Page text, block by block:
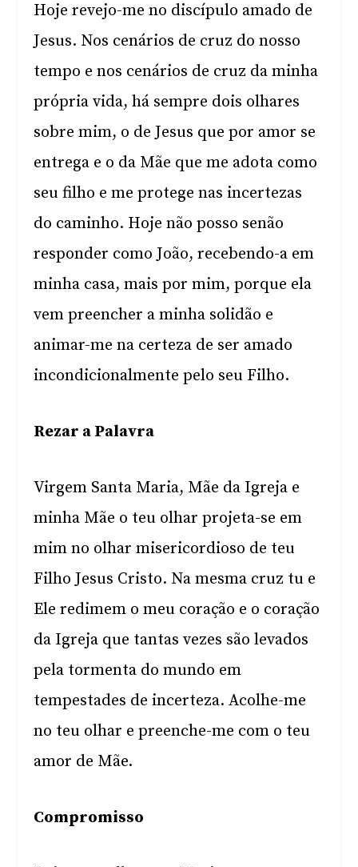
Hoje revejo-me no discípulo amado de
Jesus. Nos cenários de cruz do nosso
tempo e nos cenários de cruz da minha
própria vida, há sempre dois olhares
sobre mim, o de Jesus que por amor se
entrega e o da Mãe que me adota como
seu filho e me protege nas incertezas
do caminho. Hoje não posso senão
responder como João, recebendo-a em
minha casa, mais por mim, porque ela
vem preencher a minha solidão e
animar-me na certeza de ser amado
incondicionalmente pelo seu Filho.
Rezar a Palavra
Virgem Santa Maria, Mãe da Igreja e
minha Mãe o teu olhar projeta-se em
mim no olhar misericordioso de teu
Filho Jesus Cristo. Na mesma cruz tu e
Ele redimem o meu coração e o coração
da Igreja que tantas vezes são levados
pela tormenta do mundo em
tempestades de incerteza. Acolhe-me
no teu olhar e preenche-me com o teu
amor de Mãe.
Compromisso